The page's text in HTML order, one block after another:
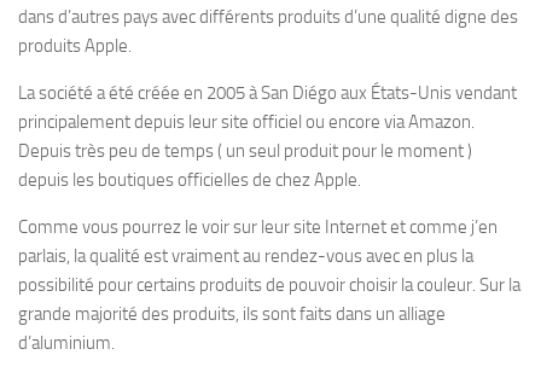
dans d’autres pays avec différents produits d’une qualité digne des
produits Apple.
La société a été créée en 2005 à San Diégo aux États-Unis vendant
principalement depuis leur site officiel ou encore via Amazon.
Depuis très peu de temps ( un seul produit pour le moment )
depuis les boutiques officielles de chez Apple.
Comme vous pourrez le voir sur leur site Internet et comme j’en
parlais, la qualité est vraiment au rendez-vous avec en plus la
possibilité pour certains produits de pouvoir choisir la couleur. Sur la
grande majorité des produits, ils sont faits dans un alliage
d’aluminium.